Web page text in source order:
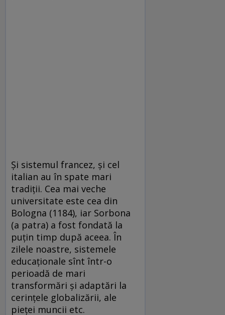
Şi sistemul francez, şi cel
italian au în spate mari
tradiţii. Cea mai veche
universitate este cea din
Bologna (1184), iar Sorbona
(a patra) a fost fondată la
puţin timp după aceea. În
zilele noastre, sistemele
educaţionale sînt într-o
perioadă de mari
transformări şi adaptări la
cerinţele globalizării, ale
pieţei muncii etc.